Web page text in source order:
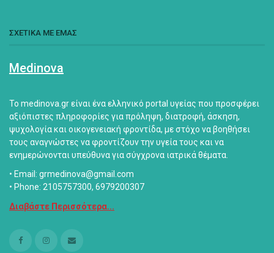
ΣΧΕΤΙΚΑ ΜΕ ΕΜΑΣ
Medinova
Το medinova.gr είναι ένα ελληνικό portal υγείας που προσφέρει
αξιόπιστες πληροφορίες για πρόληψη, διατροφή, άσκηση,
ψυχολογία και οικογενειακή φροντίδα, με στόχο να βοηθήσει
τους αναγνώστες να φροντίζουν την υγεία τους και να
ενημερώνονται υπεύθυνα για σύγχρονα ιατρικά θέματα.
• Email: grmedinova@gmail.com
• Phone: 2105757300, 6979200307
Διαβάστε Περισσότερα...